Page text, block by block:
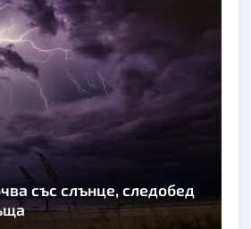
със слънце, следобед